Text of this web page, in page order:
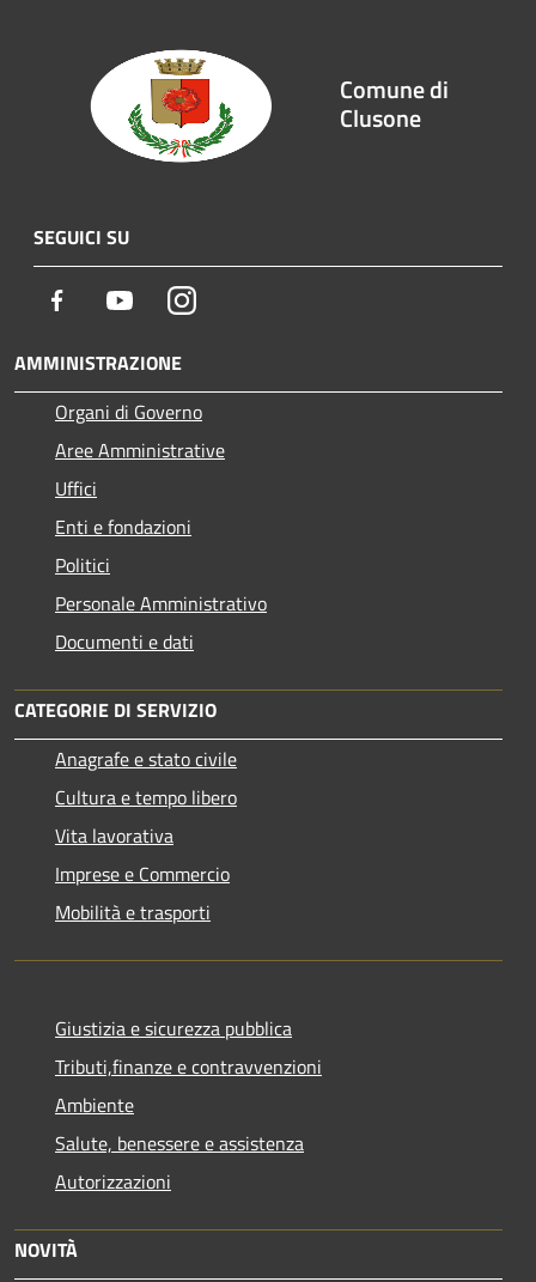
Comune di
Clusone
SEGUICI SU
Facebook YoutubeInstagram
AMMINISTRAZIONE
Organi di Governo
Aree Amministrative
Uffici
Enti e fondazioni
Politici
Personale Amministrativo
Documenti e dati
CATEGORIE DI SERVIZIO
Anagrafe e stato civile
Cultura e tempo libero
Vita lavorativa
Imprese e Commercio
Mobilità e trasporti
Giustizia e sicurezza pubblica
Tributi,finanze e contravvenzioni
Ambiente
Salute, benessere e assistenza
Autorizzazioni
NOVITÀ